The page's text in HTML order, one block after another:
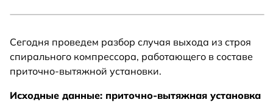
Сегодня проведем разбор случая выхода из строя
спирального компрессора, работающего в составе
приточно-вытяжной установки.
Исходные данные: приточно-вытяжная установка